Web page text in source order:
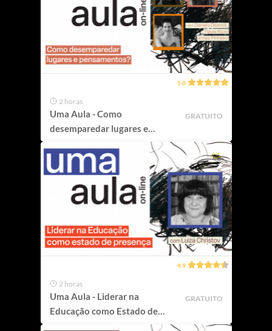
5.0
2 horas
Uma Aula - Como
desemparedar lugares e
GRATUITO
4.9
2 horas
Uma Aula - Liderar na
Educação como Estado de
GRATUITO